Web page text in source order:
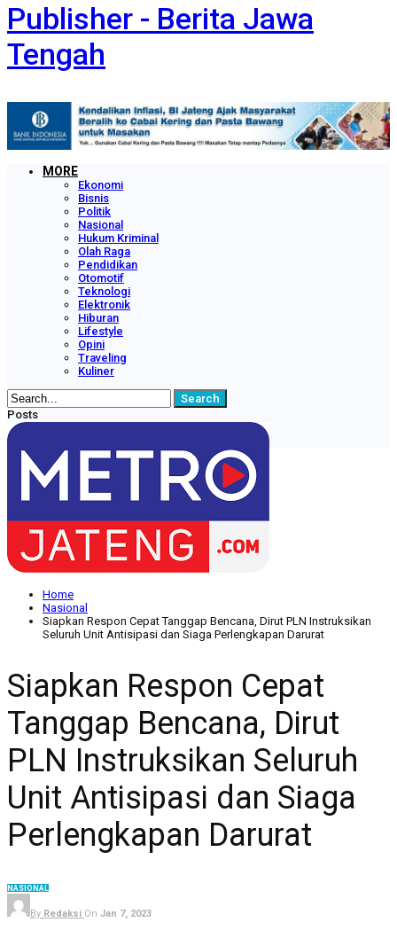
Publisher - Berita Jawa
Tengah
MORE
Ekonomi
Bisnis
Politik
Nasional
Hukum Kriminal
Olah Raga
Pendidikan
Otomotif
Teknologi
Elektronik
Hiburan
Lifestyle
Opini
Traveling
Kuliner
Posts
Categories
Tags
Home
Nasional
Siapkan Respon Cepat Tanggap Bencana, Dirut PLN Instruksikan
Seluruh Unit Antisipasi dan Siaga Perlengkapan Darurat
Siapkan Respon Cepat
Tanggap Bencana, Dirut
PLN Instruksikan Seluruh
Unit Antisipasi dan Siaga
Perlengkapan Darurat
NASIONAL
By Redaksi On Jan 7, 2023